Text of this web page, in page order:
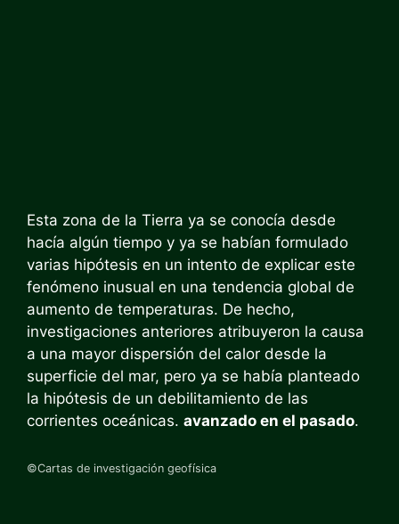
Esta zona de la Tierra ya se conocía desde
hacía algún tiempo y ya se habían formulado
varias hipótesis en un intento de explicar este
fenómeno inusual en una tendencia global de
aumento de temperaturas. De hecho,
investigaciones anteriores atribuyeron la causa
a una mayor dispersión del calor desde la
superficie del mar, pero ya se había planteado
la hipótesis de un debilitamiento de las
corrientes oceánicas. avanzado en el pasado.
©Cartas de investigación geofísica